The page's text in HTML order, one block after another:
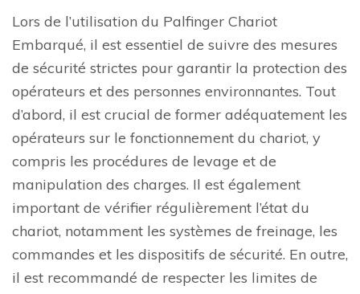
Lors de l’utilisation du Palfinger Chariot
Embarqué, il est essentiel de suivre des mesures
de sécurité strictes pour garantir la protection des
opérateurs et des personnes environnantes. Tout
d’abord, il est crucial de former adéquatement les
opérateurs sur le fonctionnement du chariot, y
compris les procédures de levage et de
manipulation des charges. Il est également
important de vérifier régulièrement l’état du
chariot, notamment les systèmes de freinage, les
commandes et les dispositifs de sécurité. En outre,
il est recommandé de respecter les limites de